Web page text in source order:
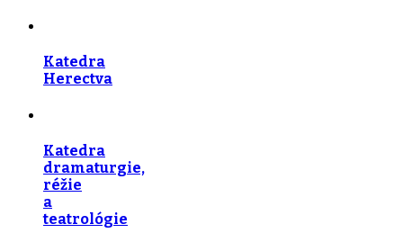
Katedra
Herectva
Katedra
dramaturgie,
réžie
a
teatrológie